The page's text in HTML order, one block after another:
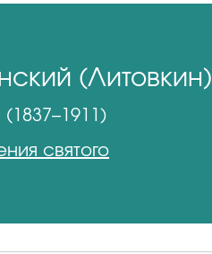
(Литовкин)
святого